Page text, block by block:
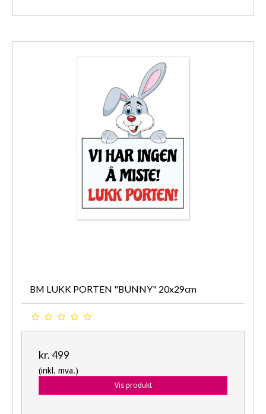
BM LUKK PORTEN "BUNNY" 20x29cm
kr. 499
(inkl. mva.)
Vis produkt